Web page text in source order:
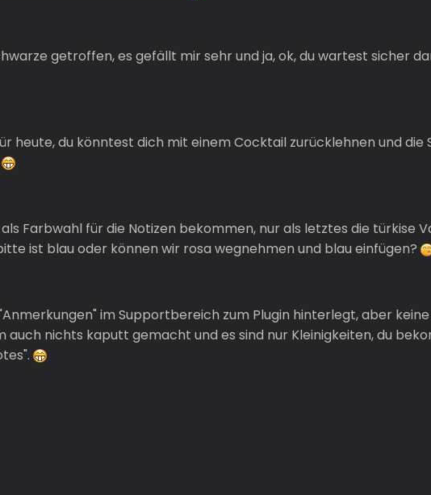
getroffen, es gefällt mir sehr und ja, ok, du wartest sicher
heute, du könntest dich mit einem Cocktail zurücklehnen und die
Farbwahl für die Notizen bekommen, nur als letztes die türkise
ist blau oder können wir rosa wegnehmen und blau einfügen?
im Supportbereich zum Plugin hinterlegt, aber
auch nichts kaputt gemacht und es sind nur Kleinigkeiten, du